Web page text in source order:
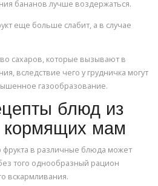
бананов лучше воздержаться.
еще больше слабит, а в случае
сахаров, которые вызывают в
вследствие чего у грудничка могут
газообразование.
блюд из
кормящих мам
фрукта в различные блюда может
того однообразный рацион
вскармливания.